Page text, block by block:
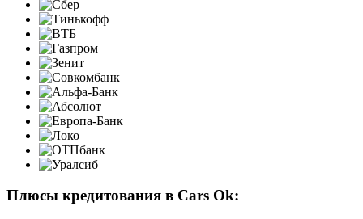
Плюсы кредитования в Cars Ok: